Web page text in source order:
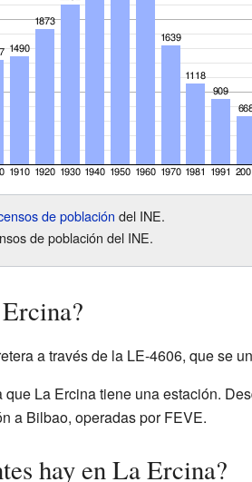
de población del INE.
de población del INE.
a través de la LE-4606, que se
La Ercina tiene una estación.
a Bilbao, operadas por FEVE.
hay en La Ercina?